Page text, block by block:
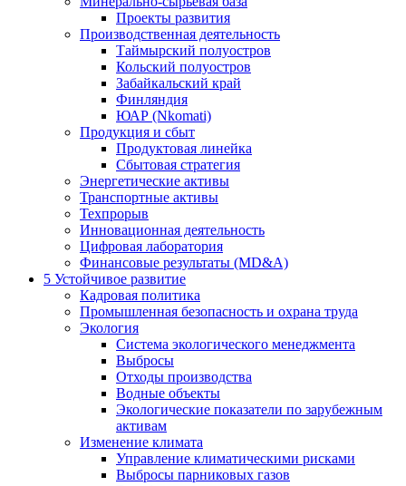
Проекты развития
Производственная деятельность
Таймырский полуостров
Кольский полуостров
Забайкальский край
Финляндия
ЮАР (Nkomati)
Продукция и сбыт
Продуктовая линейка
Сбытовая стратегия
Энергетические активы
Транспортные активы
Техпрорыв
Инновационная деятельность
Цифровая лаборатория
Финансовые результаты (MD&A)
5 Устойчивое развитие
Кадровая политика
Промышленная безопасность и охрана труда
Экология
Система экологического менеджмента
Выбросы
Отходы производства
Водные объекты
Экологические показатели по зарубежным
активам
Изменение климата
Управление климатическими рисками
Выбросы парниковых газов